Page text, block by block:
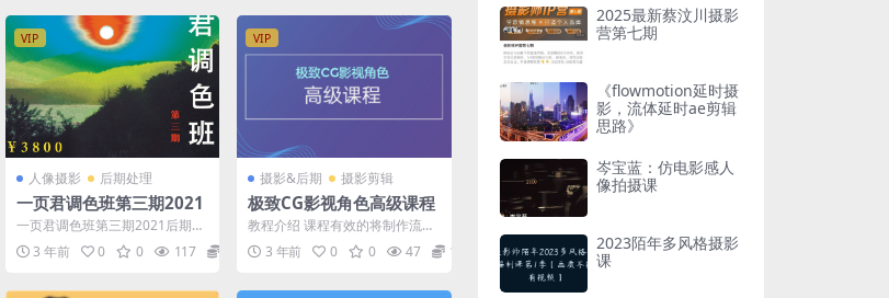
12.9
VIP
人像摄影 后期处理
一页君调色班第三期2021
一页君调色班第三期2021后期处
理
3 年前 0 0 117
VIP
摄影&后期 摄影剪辑
极致CG影视角色高级课程
教程介绍 课程有效的将制作流程
贯穿其中，涉及zbrush建模流
程，操作心得和经验...
3 年前 0 0 47 12.9
2025最新蔡汶川摄影
营第七期
《flowmotion延时摄
影，流体延时ae剪辑
思路》
岑宝蓝：仿电影感人
像拍摄课
2023陌年多风格摄影
课